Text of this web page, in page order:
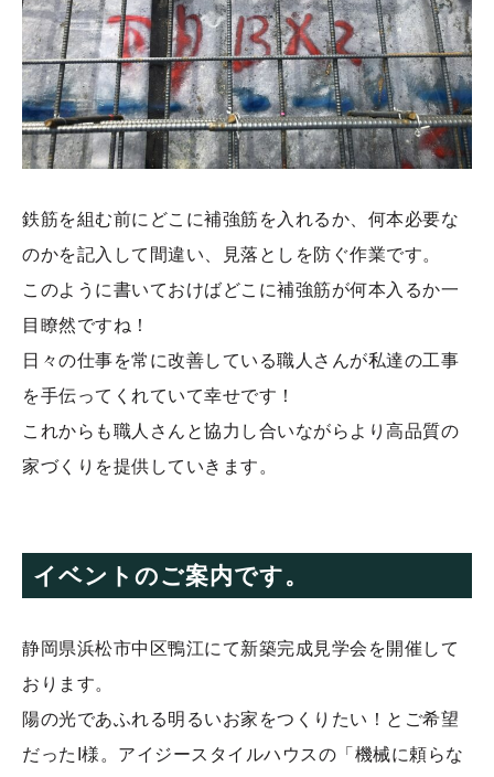
鉄筋を組む前にどこに補強筋を入れるか、何本必要な
のかを記入して間違い、見落としを防ぐ作業です。
このように書いておけばどこに補強筋が何本入るか一
目瞭然ですね！
日々の仕事を常に改善している職人さんが私達の工事
を手伝ってくれていて幸せです！
これからも職人さんと協力し合いながらより高品質の
家づくりを提供していきます。
イベントのご案内です。
静岡県浜松市中区鴨江にて新築完成見学会を開催して
おります。
陽の光であふれる明るいお家をつくりたい！とご希望
だったI様。アイジースタイルハウスの「機械に頼らな